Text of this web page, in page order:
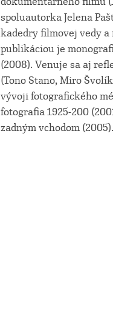
spoluautorka Jelena
kadedry filmovej vedy
publikáciou je
(2008). Venuje sa aj
(Tono Stano, Miro
vývoji fotografického
fotografia 1925-200
zadným vchodom